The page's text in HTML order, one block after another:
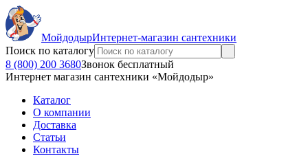
МойдодырИнтернет-магазин сантехники
Поиск по каталогу
8 (800) 200 3680Звонок бесплатный
Интернет магазин сантехники «Мойдодыр»
Каталог
О компании
Доставка
Статьи
Контакты